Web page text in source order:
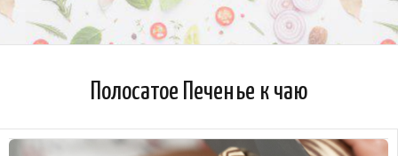
Полосатое Печенье к чаю